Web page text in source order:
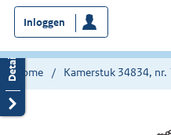
bent
nu
hier:
Inloggen
Home Kamerstuk 34834, nr.